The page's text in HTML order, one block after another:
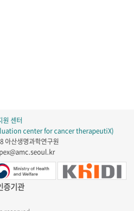
원 센터
center for cancer therapeutiX)
아산생명과학연구원
증기관